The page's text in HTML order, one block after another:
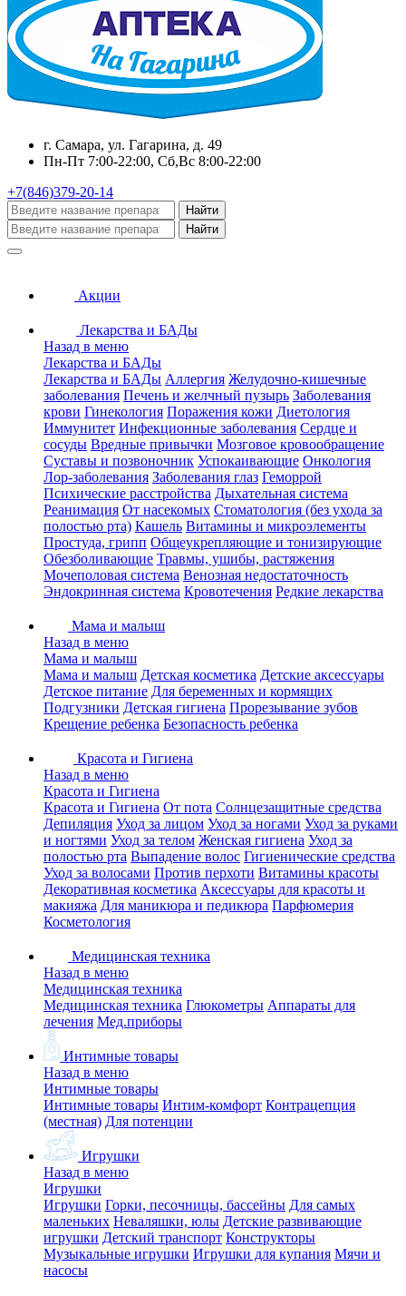
г. Самара, ул. Гагарина, д. 49
Пн-Пт 7:00-22:00, Сб,Вс 8:00-22:00
+7(846)379-20-14
Найти
Найти
Акции
Лекарства и БАДы
Назад в меню
Лекарства и БАДы
Лекарства и БАДы Аллергия Желудочно-кишечные
заболевания Печень и желчный пузырь Заболевания
крови Гинекология Поражения кожи Диетология
Иммунитет Инфекционные заболевания Сердце и
сосуды Вредные привычки Мозговое кровообращение
Суставы и позвоночник Успокаивающие Онкология
Лор-заболевания Заболевания глаз Геморрой
Психические расстройства Дыхательная система
Реанимация От насекомых Стоматология (без ухода за
полостью рта) Кашель Витамины и микроэлементы
Простуда, грипп Общеукрепляющие и тонизирующие
Обезболивающие Травмы, ушибы, растяжения
Мочеполовая система Венозная недостаточность
Эндокринная система Кровотечения Редкие лекарства
Мама и малыш
Назад в меню
Мама и малыш
Мама и малыш Детская косметика Детские аксессуары
Детское питание Для беременных и кормящих
Подгузники Детская гигиена Прорезывание зубов
Крещение ребенка Безопасность ребенка
Красота и Гигиена
Назад в меню
Красота и Гигиена
Красота и Гигиена От пота Солнцезащитные средства
Депиляция Уход за лицом Уход за ногами Уход за руками
и ногтями Уход за телом Женская гигиена Уход за
полостью рта Выпадение волос Гигиенические средства
Уход за волосами Против перхоти Витамины красоты
Декоративная косметика Аксессуары для красоты и
макияжа Для маникюра и педикюра Парфюмерия
Косметология
Медицинская техника
Назад в меню
Медицинская техника
Медицинская техника Глюкометры Аппараты для
лечения Мед.приборы
Интимные товары
Назад в меню
Интимные товары
Интимные товары Интим-комфорт Контрацепция
(местная) Для потенции
Игрушки
Назад в меню
Игрушки
Игрушки Горки, песочницы, бассейны Для самых
маленьких Неваляшки, юлы Детские развивающие
игрушки Детский транспорт Конструкторы
Музыкальные игрушки Игрушки для купания Мячи и
насосы